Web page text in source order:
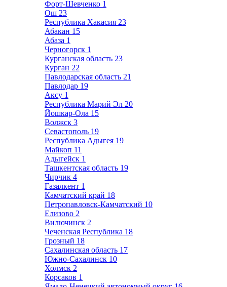
Форт-Шевченко 1
Ош 23
Республика Хакасия 23
Абакан 15
Абаза 1
Черногорск 1
Курганская область 23
Курган 22
Павлодарская область 21
Павлодар 19
Аксу 1
Республика Марий Эл 20
Йошкар-Ола 15
Волжск 3
Севастополь 19
Республика Адыгея 19
Майкоп 11
Адыгейск 1
Ташкентская область 19
Чирчик 4
Газалкент 1
Камчатский край 18
Петропавловск-Камчатский 10
Елизово 2
Вилючинск 2
Чеченская Республика 18
Грозный 18
Сахалинская область 17
Южно-Сахалинск 10
Холмск 2
Корсаков 1